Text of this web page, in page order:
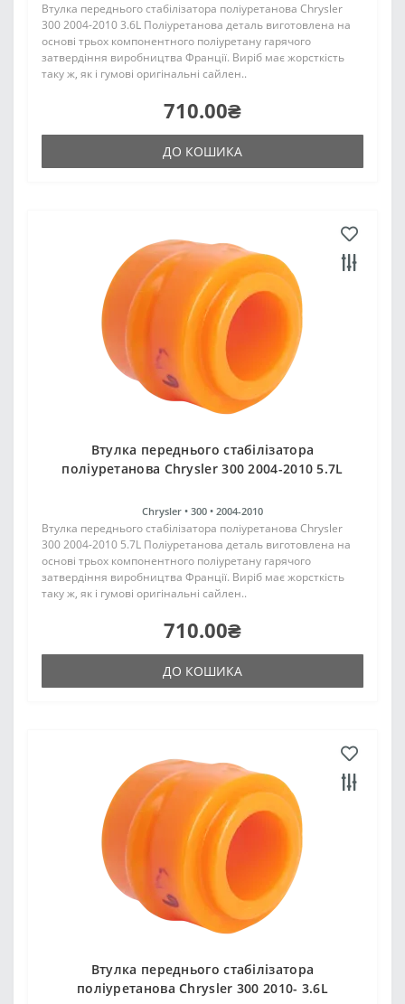
Втулка переднього стабілізатора поліуретанова Chrysler
300 2004-2010 3.6L Поліуретанова деталь виготовлена на
основі трьох компонентного поліуретану гарячого
затвердіння виробництва Франції. Виріб має жорсткість
таку ж, як і гумові оригінальні сайлен..
710.00₴
ДО КОШИКА
Втулка переднього стабілізатора
поліуретанова Chrysler 300 2004-2010 5.7L
Chrysler • 300 • 2004-2010
Втулка переднього стабілізатора поліуретанова Chrysler
300 2004-2010 5.7L Поліуретанова деталь виготовлена на
основі трьох компонентного поліуретану гарячого
затвердіння виробництва Франції. Виріб має жорсткість
таку ж, як і гумові оригінальні сайлен..
710.00₴
ДО КОШИКА
Втулка переднього стабілізатора
поліуретанова Chrysler 300 2010- 3.6L